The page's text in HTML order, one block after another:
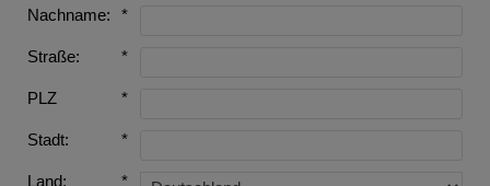
Nachname: *
Straße: *
PLZ *
Stadt: *
Land: *